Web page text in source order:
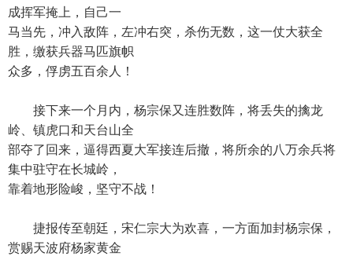
成挥军掩上，自己一
马当先，冲入敌阵，左冲右突，杀伤无数，这一仗大获全
胜，缴获兵器马匹旗帜
众多，俘虏五百余人！
接下来一个月内，杨宗保又连胜数阵，将丢失的擒龙
岭、镇虎口和天台山全
部夺了回来，逼得西夏大军接连后撤，将所余的八万余兵将
集中驻守在长城岭，
靠着地形险峻，坚守不战！
捷报传至朝廷，宋仁宗大为欢喜，一方面加封杨宗保，
赏赐天波府杨家黄金